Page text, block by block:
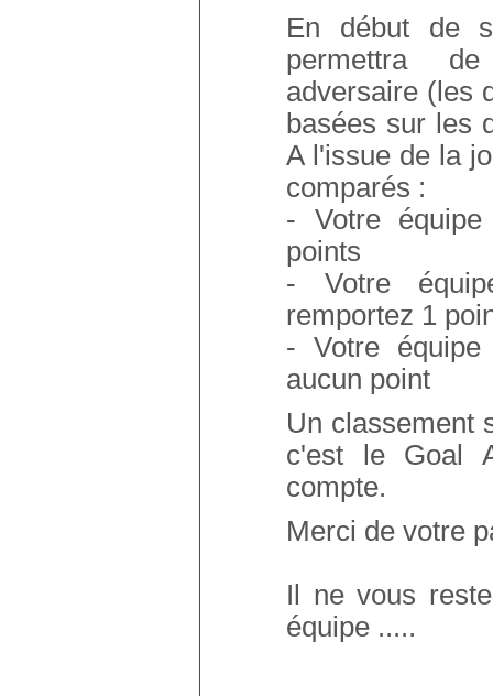
En début de
permettra
adversaire (les
basées sur les
A l'issue de la
comparés :
- Votre
points
- Votre
remportez 1
- Votre
aucun point
Un classement
c'est le Goal
compte.
Merci de votre
Il ne vous
équipe .....